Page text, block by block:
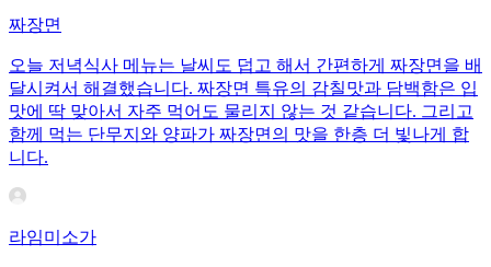
짜장면
오늘 저녁식사 메뉴는 날씨도 덥고 해서 간편하게 짜장면을 배
달시켜서 해결했습니다. 짜장면 특유의 감칠맛과 담백함은 입
맛에 딱 맞아서 자주 먹어도 물리지 않는 것 같습니다. 그리고
함께 먹는 단무지와 양파가 짜장면의 맛을 한층 더 빛나게 합
니다.
라임미소가